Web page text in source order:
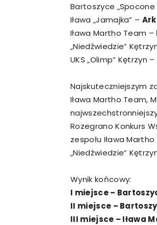
Bartoszyce
Iława „Jamajka” –
Iława Martho Team –
„Niedźwiedzie”
UKS „Olimp” Kętrzyn –
Najskuteczniejszym
Iława Martho Team,
Rozegrano Konkurs
zespołu Iława
„Niedźwiedzie”
Wynik końcowy:
I miejsce –
II miejsce –
III miejsce – Iława